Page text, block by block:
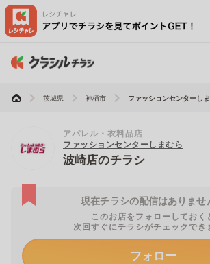
茨城県 神栖市 ファッションセンターし
アパレル・衣料品店
ファッションセンターしまむら
波崎店のチラシ
現在チラシの配信はありませ
このお店をフォローしておく
次回すぐにチラシがチェックでき
フォロー